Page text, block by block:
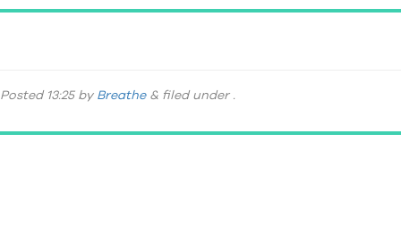
Posted 13:25by Breathe & filed under .